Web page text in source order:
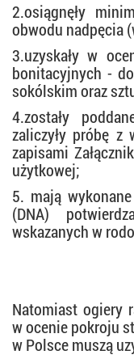
2.osiągnęły
obwodu nadpęcia
3.uzyskały w
bonitacyjnych -
sokólskim oraz
4.zostały
zaliczyły próbę z
zapisami
użytkowej;
5. mają
(DNA)
wskazanych w
Natomiast ogiery
w ocenie pokroju
w Polsce muszą